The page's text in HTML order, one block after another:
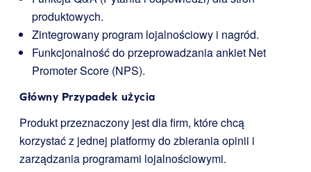
produktowych.
Zintegrowany program lojalnościowy i nagród.
Funkcjonalność do przeprowadzania ankiet Net
Promoter Score (NPS).
Główny Przypadek użycia
Produkt przeznaczony jest dla firm, które chcą
korzystać z jednej platformy do zbierania opinii i
zarządzania programami lojalnościowymi.